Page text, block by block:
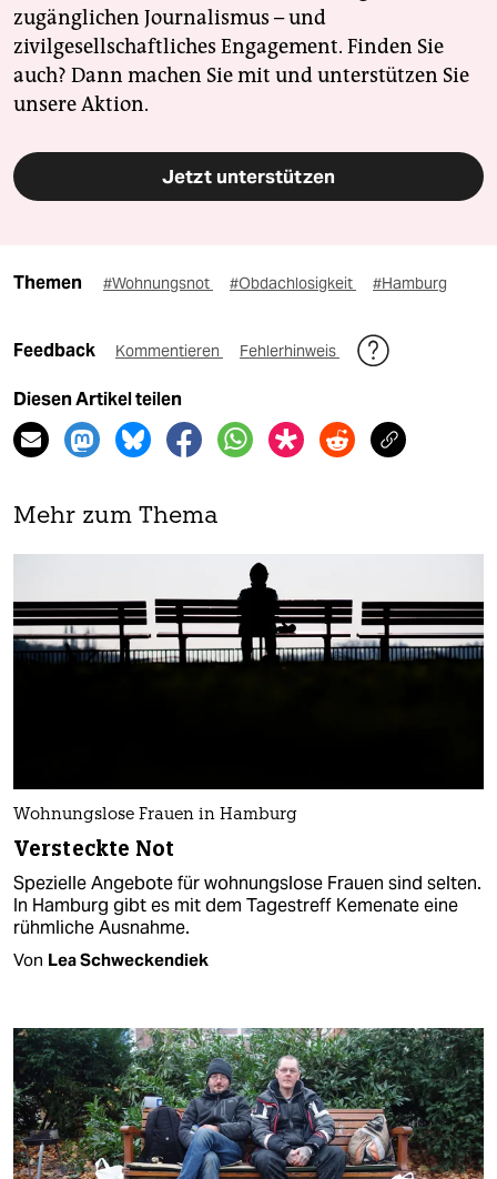
zugänglichen Journalismus – und
zivilgesellschaftliches Engagement. Finden Sie
auch? Dann machen Sie mit und unterstützen Sie
unsere Aktion.
Jetzt unterstützen
Themen #Wohnungsnot #Obdachlosigkeit #Hamburg
Feedback Kommentieren Fehlerhinweis
Diesen Artikel teilen
Mehr zum Thema
Wohnungslose Frauen in Hamburg
Versteckte Not
Spezielle Angebote für wohnungslose Frauen sind selten.
In Hamburg gibt es mit dem Tagestreff Kemenate eine
rühmliche Ausnahme.
Von Lea Schweckendiek